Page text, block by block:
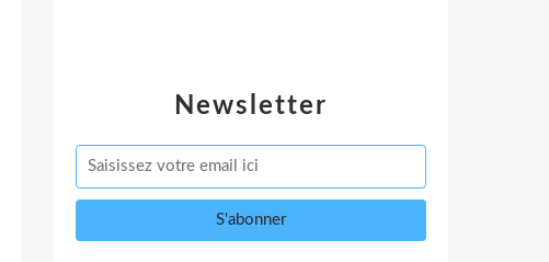
Newsletter